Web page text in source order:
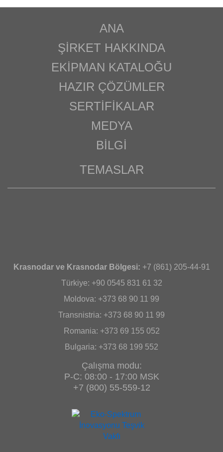
ANA
ŞIRKET HAKKINDA
EKIPMAN KATALOĞU
HAZIR ÇÖZÜMLER
SERTIFIKALAR
MEDYA
BILGI
TEMASLAR
Krasnodar ve Krasnodar Bölgesi: +7 (861) 205-44-91
Türkiye: +90 0545 831 61 32
Moldova: +373 68 90 11 99
Transnistria: +373 68 90 11 99
Romania: +373 69 155 052
Bulgaria: +373 68 199 552
Çalışma modu:
P-C: 08:00 - 17:00 MSK
+7 (800) 55-559-12